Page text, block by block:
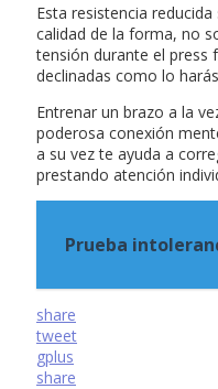
Esta resistencia
calidad de la forma, no
tensión durante el press
declinadas como lo
Entrenar un brazo a la
poderosa conexión
a su vez te ayuda a
prestando atención
Prueba
share
tweet
gplus
share